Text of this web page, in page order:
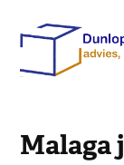
Malaga